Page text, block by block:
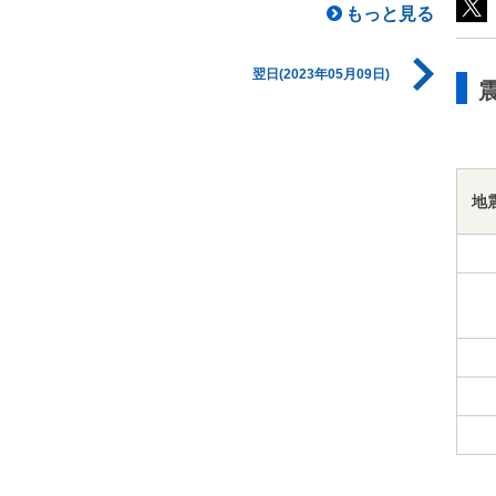
もっと見る
翌日(2023年05月09日)
地